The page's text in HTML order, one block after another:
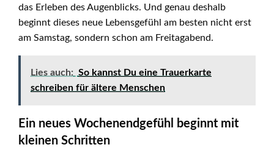
das Erleben des Augenblicks. Und genau deshalb
beginnt dieses neue Lebensgefühl am besten nicht erst
am Samstag, sondern schon am Freitagabend.
Lies auch: So kannst Du eine Trauerkarte
schreiben für ältere Menschen
Ein neues Wochenendgefühl beginnt mit
kleinen Schritten